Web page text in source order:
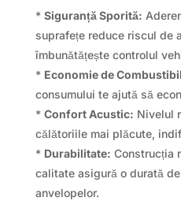
* Siguranță Sporită:
suprafețe reduce riscul de
îmbunătățește controlul
* Economie de
consumului te ajută să
* Confort Acustic: Nivelul
călătoriile mai plăcute,
* Durabilitate: Construcția
calitate asigură o durată
anvelopelor.